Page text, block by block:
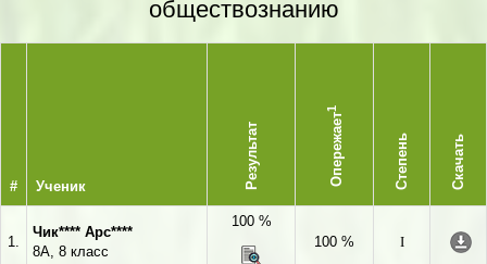
обществознанию
# Ученик Результат Опережает
1
Степень Скачать
1.
Чик**** Арс****
8А, 8 класс
100 %
100 %
I